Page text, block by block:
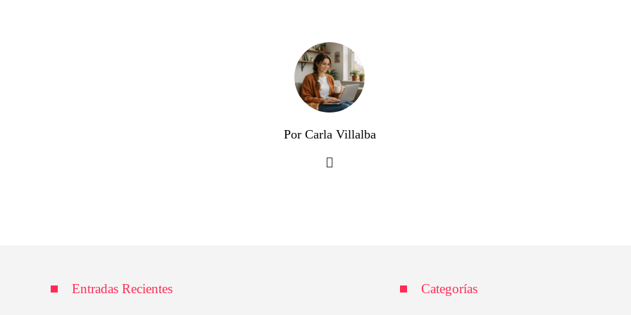
Por Carla Villalba
Entradas Recientes Categorías